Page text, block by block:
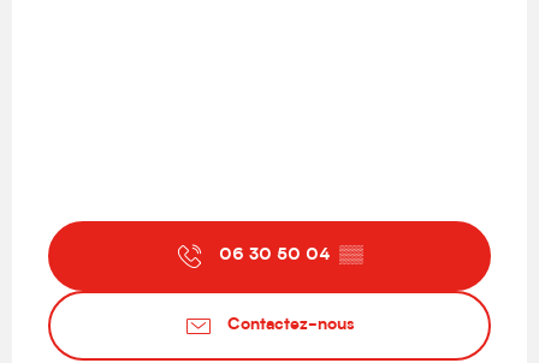
06 30 50 04 ▒▒
Contactez-nous